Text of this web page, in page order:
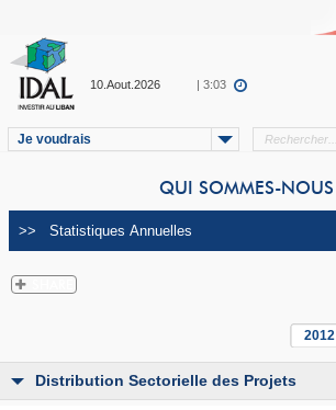
10.Aout.2026 | 3:03
Je voudrais
QUI SOMMES-NOUS
2012
Distribution Sectorielle des Projets